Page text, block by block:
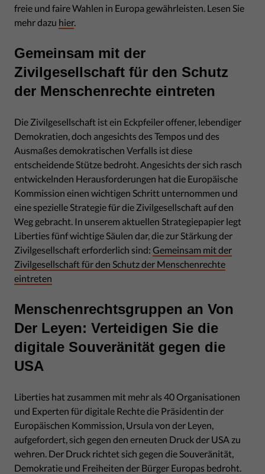
freie und faire Wahlen in Europa gewährleisten. Lesen Sie
mehr dazu hier.
Gemeinsam mit der
Zivilgesellschaft für den Schutz
der Menschenrechte eintreten
Die Zivilgesellschaft ist ein Eckpfeiler offener, lebendiger
Demokratien, doch angesichts des Tempos und des
Ausmaßes demokratischen Verfalls ist diese
entscheidende Stütze bedroht. Angesichts der sich rasch
entwickelnden Herausforderungen hat die Europäische
Kommission einen wichtigen Schritt unternommen und
eine spezielle Strategie für die Zivilgesellschaft auf den
Weg gebracht. In unserem aktuellen Strategiepapier legt
Liberties fünf wichtige Säulen dar, die zur Stärkung der
Zivilgesellschaft erforderlich sind: Gemeinsam mit der
Zivilgesellschaft für den Schutz der Menschenrechte
eintreten
Menschenrechtsgruppen an Von
Der Leyen: Verteidigen Sie die
digitale Souveränität gegen die
USA
Liberties hat zusammen mit mehr als 40 Organisationen
und Experten für digitale Rechte die Präsidentin der
Europäischen Kommission, Ursula von der Leyen,
aufgefordert, sich gegen den erneuten Druck der USA zu
wehren. Der Druck richtet sich gegen die Souveränität,
Demokratie und Freiheiten der Bürger Europas bedroht.